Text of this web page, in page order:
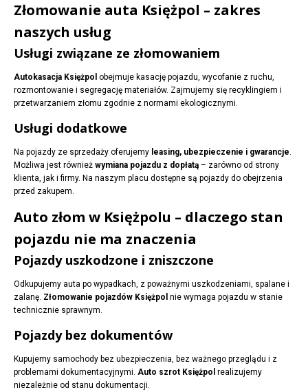
Złomowanie auta Księżpol – zakres
naszych usług
Usługi związane ze złomowaniem
Autokasacja Księżpol obejmuje kasację pojazdu, wycofanie z ruchu,
rozmontowanie i segregację materiałów. Zajmujemy się recyklingiem i
przetwarzaniem złomu zgodnie z normami ekologicznymi.
Usługi dodatkowe
Na pojazdy ze sprzedaży oferujemy leasing, ubezpieczenie i gwarancje.
Możliwa jest również wymiana pojazdu z dopłatą – zarówno od strony
klienta, jak i firmy. Na naszym placu dostępne są pojazdy do obejrzenia
przed zakupem.
Auto złom w Księżpolu – dlaczego stan
pojazdu nie ma znaczenia
Pojazdy uszkodzone i zniszczone
Odkupujemy auta po wypadkach, z poważnymi uszkodzeniami, spalane i
zalanę. Złomowanie pojazdów Księżpol nie wymaga pojazdu w stanie
technicznie sprawnym.
Pojazdy bez dokumentów
Kupujemy samochody bez ubezpieczenia, bez ważnego przeglądu i z
problemami dokumentacyjnymi. Auto szrot Księżpol realizujemy
niezależnie od stanu dokumentacji.